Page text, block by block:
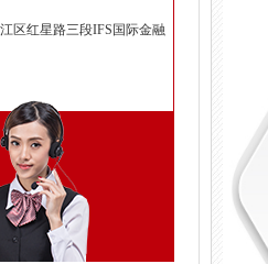
区红星路三段IFS国际金融